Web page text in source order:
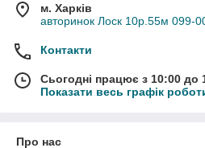
м. Харків
авторинок Лоск 10р.55м 099-
Контакти
Сьогодні працює з 10:00 до
Показати весь графік
Про нас